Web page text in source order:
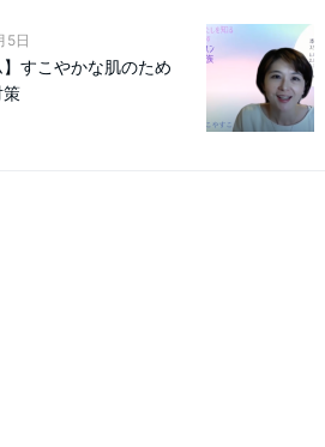
5日
】すこやかな肌のため
策